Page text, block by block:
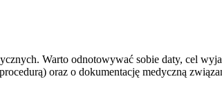
Warto odnotowywać sobie daty, cel
oraz o dokumentację medyczną